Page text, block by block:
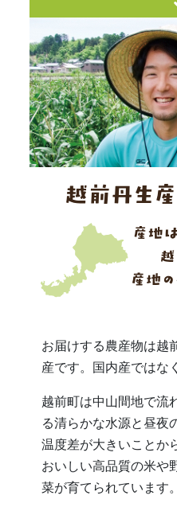
お届けする農産物は越
産です。国内産ではな
越前町は中山間地で流
る清らかな水源と昼夜
温度差が大きいことか
おいしい高品質の米や
菜が育てられています。